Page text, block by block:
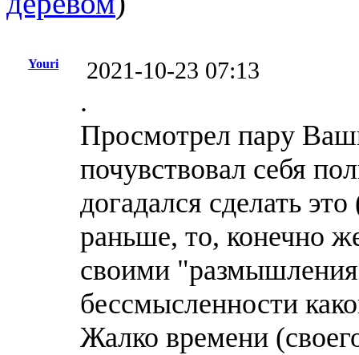
Youri 2021-10-23 07:13
.
Просмотрел пару
почувствовал себя
догадался сделать
раньше, то, конечно
своими
бессмысленности
Жалко времени